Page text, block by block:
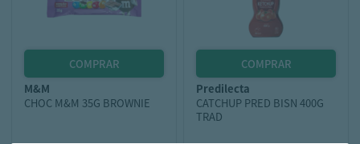
m&m
CHOC M&M 35G BROWNIE
predilecta
CATCHUP PRED BISN 400G
TRAD